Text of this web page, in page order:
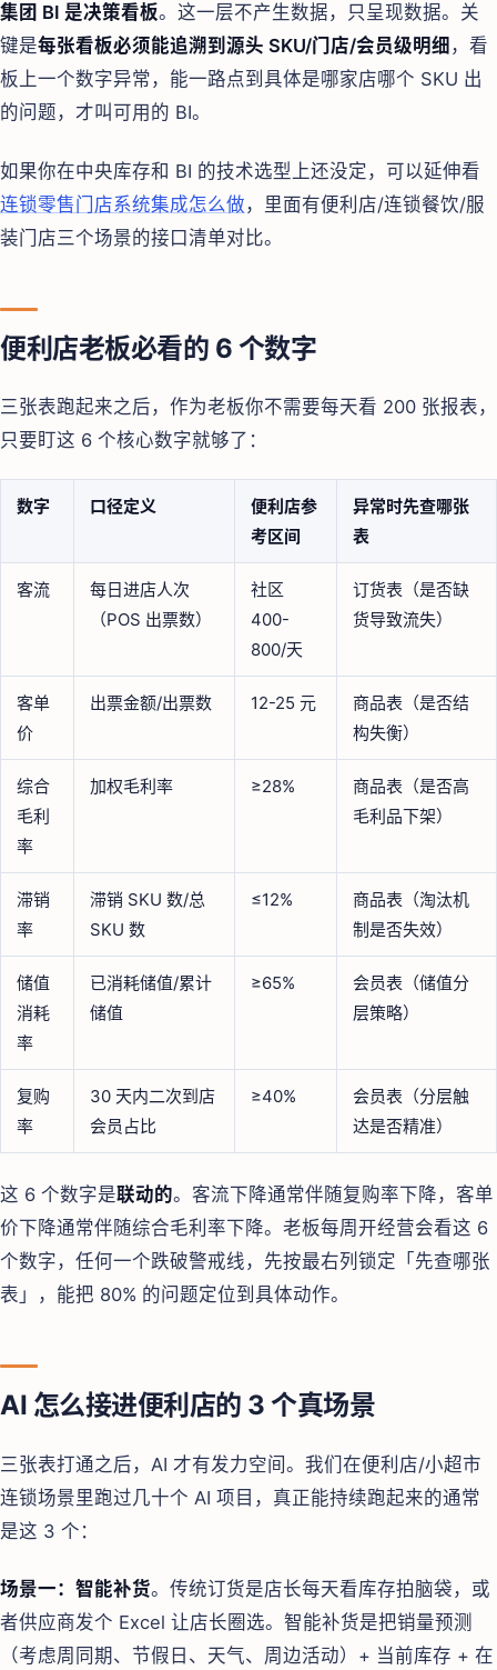
集团 BI 是决策看板。这一层不产生数据，只呈现数据。关
键是每张看板必须能追溯到源头 SKU/门店/会员级明细 ，看
板上一个数字异常，能一路点到具体是哪家店哪个 SKU 出
的问题，才叫可用的 BI。
如果你在中央库存和 BI 的技术选型上还没定，可以延伸看
连锁零售门店系统集成怎么做 ，里面有便利店/连锁餐饮/服
装门店三个场景的接口清单对比。
便利店老板必看的 6 个数字
三张表跑起来之后，作为老板你不需要每天看 200 张报表，
只要盯这 6 个核心数字就够了：
数字 口径定义
便利店参
考区间
异常时先查哪张
表
客流
每日进店人次
（POS 出票数）
社区
400-
800/天
订货表（是否缺
货导致流失）
客单
价
出票金额/出票数 12-25 元
商品表（是否结
构失衡）
综合
毛利
率
加权毛利率 ≥28%
商品表（是否高
毛利品下架）
滞销
率
滞销 SKU 数/总
SKU 数
≤12%
商品表（淘汰机
制是否失效）
储值
消耗
率
已消耗储值/累计
储值
≥65%
会员表（储值分
层策略）
复购
率
30 天内二次到店
会员占比
≥40%
会员表（分层触
达是否精准）
这 6 个数字是联动的。客流下降通常伴随复购率下降，客单
价下降通常伴随综合毛利率下降。老板每周开经营会看这 6
个数字，任何一个跌破警戒线，先按最右列锁定「先查哪张
表」，能把 80% 的问题定位到具体动作。
AI 怎么接进便利店的 3 个真场景
三张表打通之后，AI 才有发力空间。我们在便利店/小超市
连锁场景里跑过几十个 AI 项目，真正能持续跑起来的通常
是这 3 个：
场景一：智能补货。传统订货是店长每天看库存拍脑袋，或
者供应商发个 Excel 让店长圈选。智能补货是把销量预测
（考虑周同期、节假日、天气、周边活动）+ 当前库存 + 在